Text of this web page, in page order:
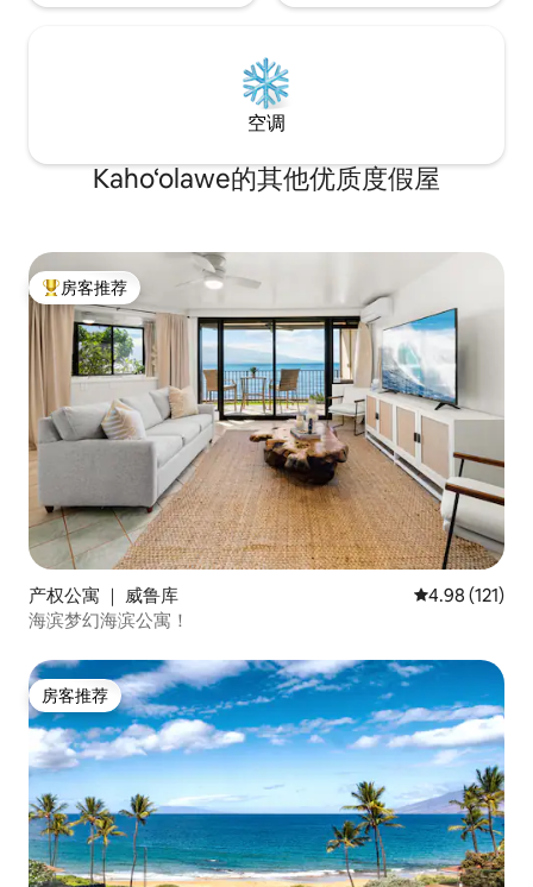
空调
Kaho‘olawe的其他优质度假屋
热门「房客推荐」
房客推荐
产权公寓 ｜ 威鲁库 平均评分 4.98
4.98 (121)
海滨梦幻海滨公寓！
房客推荐
房客推荐